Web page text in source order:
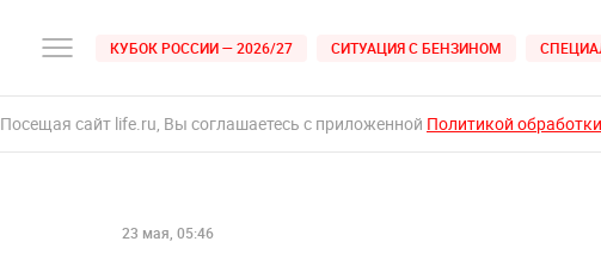
КУБОК РОССИИ — 2026/27 СИТУАЦИЯ С БЕНЗИНОМ
Посещая сайт life.ru, Вы соглашаетесь с приложенной Политикой
23 мая, 05:46